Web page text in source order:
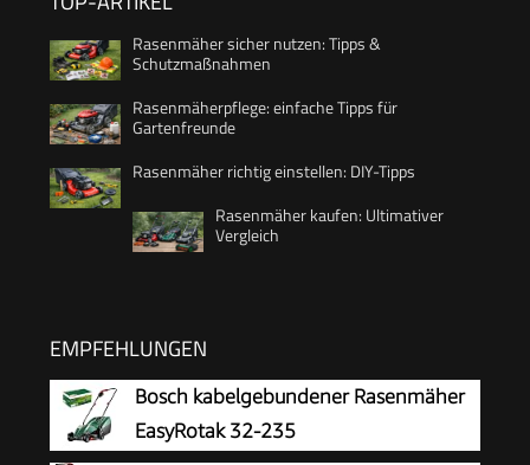
Rasenmäher sicher nutzen: Tipps &
Schutzmaßnahmen
Rasenmäherpflege: einfache Tipps für
Gartenfreunde
Rasenmäher richtig einstellen: DIY-Tipps
Rasenmäher kaufen: Ultimativer
Vergleich
EMPFEHLUNGEN
Bosch kabelgebundener Rasenmäher
EasyRotak 32-235